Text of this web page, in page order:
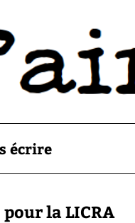
écrire
la LICRA